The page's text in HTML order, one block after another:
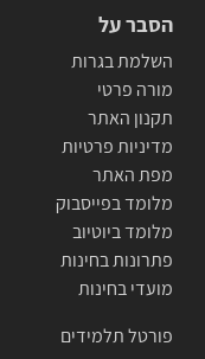
הסבר על
השלמת בגרות
מורה פרטי
תקנון האתר
מדיניות פרטיות
מפת האתר
מלומד בפייסבוק
מלומד ביוטיוב
פתרונות בחינות
מועדי בחינות
פורטל תלמידים